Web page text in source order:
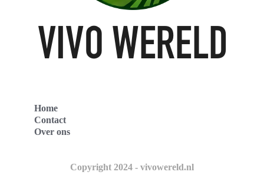
Home
Contact
Over ons
Copyright 2024 - vivowereld.nl